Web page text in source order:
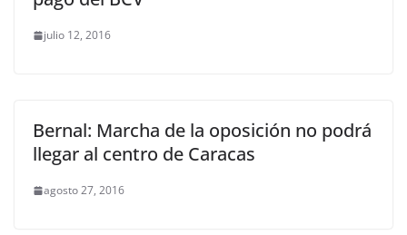
julio 12, 2016
Bernal: Marcha de la oposición no podrá
llegar al centro de Caracas
agosto 27, 2016